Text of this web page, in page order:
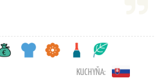
KUCHYŇA: